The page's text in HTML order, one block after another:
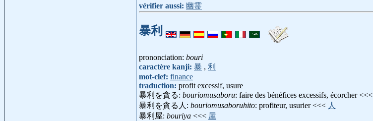
vérifier aussi: 幽霊
暴利
prononciation: bouri
caractère kanji: 暴 , 利
mot-clef: finance
traduction: profit excessif, usure
暴利を貪る: bouriomusaboru: faire des bénéfices excessifs, écorcher <<<
暴利を貪る人: bouriomusaboruhito: profiteur, usurier <<< 人
暴利屋: bouriya <<< 屋